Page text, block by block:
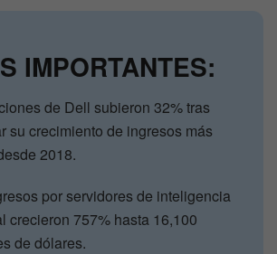
IMPORTANTES:
de Dell subieron 32% tras
su crecimiento de ingresos más
2018.
por servidores de inteligencia
crecieron 757% hasta 16,100
de dólares.